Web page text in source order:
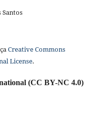
Santos
Creative Commons
License.
(CC BY-NC 4.0)